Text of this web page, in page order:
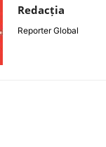
Redacția
Reporter Global